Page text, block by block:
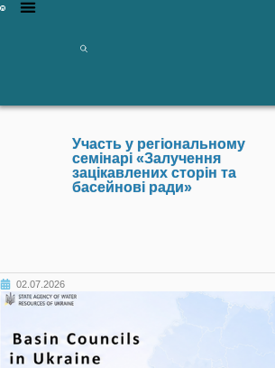
Участь у регіональному
семінарі «Залучення
зацікавлених сторін та
басейнові ради»
02.07.2026